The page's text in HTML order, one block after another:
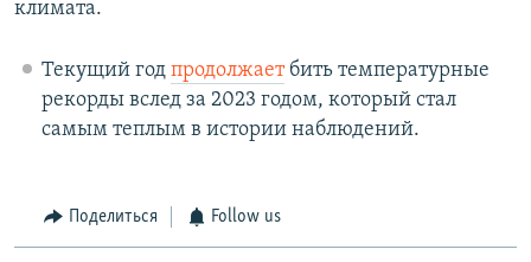
климата.
Текущий год продолжаетбить температурные
рекорды вслед за 2023 годом, который стал
самым теплым в истории наблюдений.
Поделиться Follow us